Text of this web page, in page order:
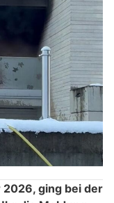
2026, ging bei der